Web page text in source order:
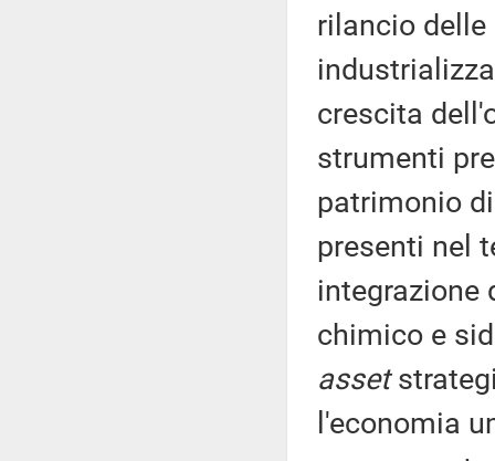
rilancio
crescita
strumenti
patrimonio
presenti nel
integrazione
chimico e
asset
l'economia